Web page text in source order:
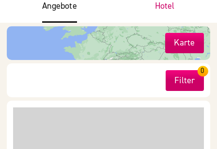
Angebote Hotel
Karte
Filter
0